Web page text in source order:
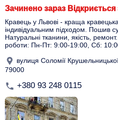
Зачинено зараз Відкриється
Кравець у Львові - краща
індивідуальним підходом. Пошив
Натуральні тканини, якість,
роботи: Пн-Пт: 9:00-19:00, Сб:
вулиця Соломії
79000
+380 93 248 0115